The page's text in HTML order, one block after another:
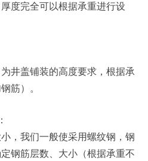
度完全可以根据承重进行设
井盖铺装的高度要求，根据承
筋）。
，我们一般使采用螺纹钢，钢
钢筋层数、大小（根据承重不